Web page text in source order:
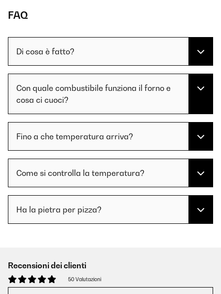
FAQ
Di cosa è fatto?
Con quale combustibile funziona il forno e
cosa ci cuoci?
Fino a che temperatura arriva?
Come si controlla la temperatura?
Ha la pietra per pizza?
Recensioni dei clienti
50 Valutazioni